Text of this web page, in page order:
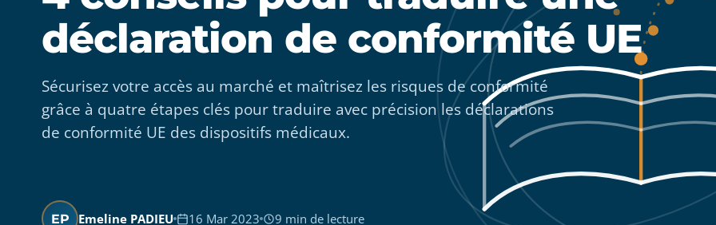
déclaration de conformité UE
Sécurisez votre accès au marché et maîtrisez les risques de conformité
grâce à quatre étapes clés pour traduire avec précision les déclarations
de conformité UE des dispositifs médicaux.
EP Emeline PADIEU 16 Mar 2023 9 min de lecture